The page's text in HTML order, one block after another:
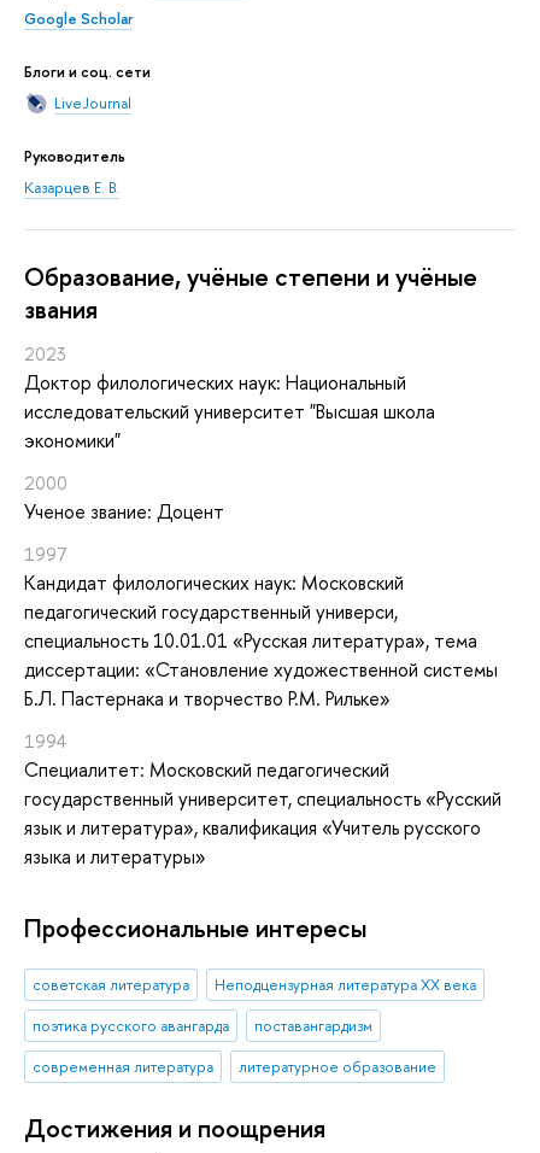
Google Scholar
Блоги и соц. сети
LiveJournal
Руководитель
Казарцев Е. В.
Oбразование, учёные степени и учёные
звания
2023
Доктор филологических наук: Национальный
исследовательский университет "Высшая школа
экономики"
2000
Ученое звание: Доцент
1997
Кандидат филологических наук: Московский
педагогический государственный универси,
специальность 10.01.01 «Русская литература», тема
диссертации: «Становление художественной системы
Б.Л. Пастернака и творчество Р.М. Рильке»
1994
Специалитет: Московский педагогический
государственный университет, специальность «Русский
язык и литература», квалификация «Учитель русского
языка и литературы»
Профессиональные интересы
советская литература
Неподцензурная литература ХХ века
поэтика русского авангарда
поставангардизм
современная литература
литературное образование
Достижения и поощрения